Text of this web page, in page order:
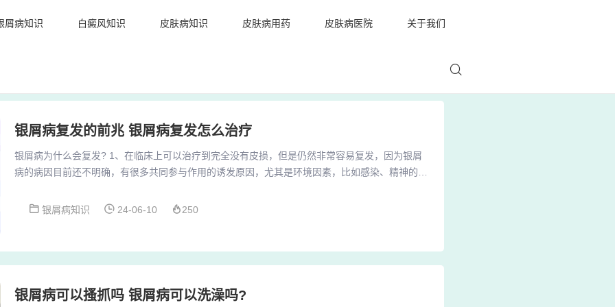
屑病知识 白癜风知识 皮肤病知识 皮肤病用药 皮肤病医院 关于我们
银屑病复发的前兆 银屑病复发怎么治疗
银屑病为什么会复发? 1、在临床上可以治疗到完全没有皮损，但是仍然非常容易复发，因为银屑
病的病因目前还不明确，有很多共同参与作用的诱发原因，尤其是环境因素，比如感染、精神的紧
2、银屑病的复发同银屑病的发病一样，都会有很多因素的影响，如感染、外伤等因素，这些因素
银屑病知识 24-06-10 250
银屑病可以搔抓吗 银屑病可以洗澡吗?